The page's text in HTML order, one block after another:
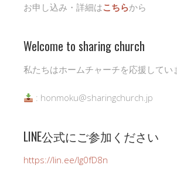
お申し込み・詳細はこちらから
Welcome to sharing church
私たちはホームチャーチを応援してい
: honmoku@sharingchurch.jp
LINE公式にご参加ください
https://lin.ee/Ig0fD8n